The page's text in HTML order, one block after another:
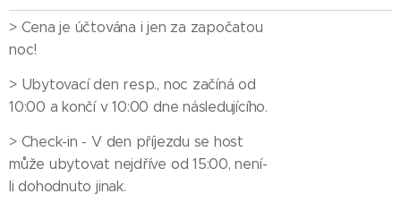
> Cena je účtována i jen za započatou
noc!
> Ubytovací den resp., noc začíná od
10:00 a končí v 10:00 dne následujícího.
> Check-in - V den příjezdu se host
může ubytovat nejdříve od 15:00, není-
li dohodnuto jinak.